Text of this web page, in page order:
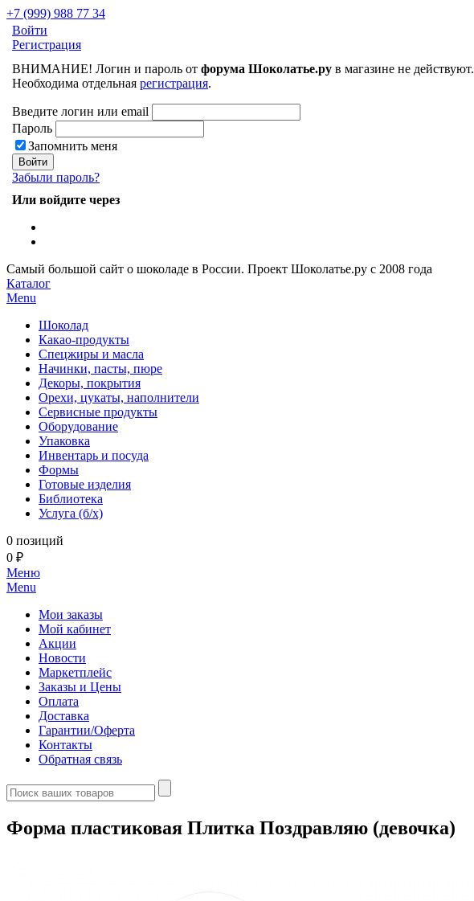
+7 (999) 988 77 34
Войти
Регистрация
ВНИМАНИЕ! Логин и пароль от форума Шоколатье.ру в магазине не действуют.
Необходима отдельная регистрация.
Введите логин или email
Пароль
Запомнить меня
Забыли пароль?
Или войдите через
Самый большой сайт о шоколаде в России. Проект Шоколатье.ру с 2008 года
Каталог
Menu
Шоколад
Какао-продукты
Спецжиры и масла
Начинки, пасты, пюре
Декоры, покрытия
Орехи, цукаты, наполнители
Сервисные продукты
Оборудование
Упаковка
Инвентарь и посуда
Формы
Готовые изделия
Библиотека
Услуга (б/х)
0 позиций
0 ₽
Меню
Menu
Мои заказы
Мой кабинет
Акции
Новости
Маркетплейс
Заказы и Цены
Оплата
Доставка
Гарантии/Оферта
Контакты
Обратная связь
Форма пластиковая Плитка Поздравляю (девочка)